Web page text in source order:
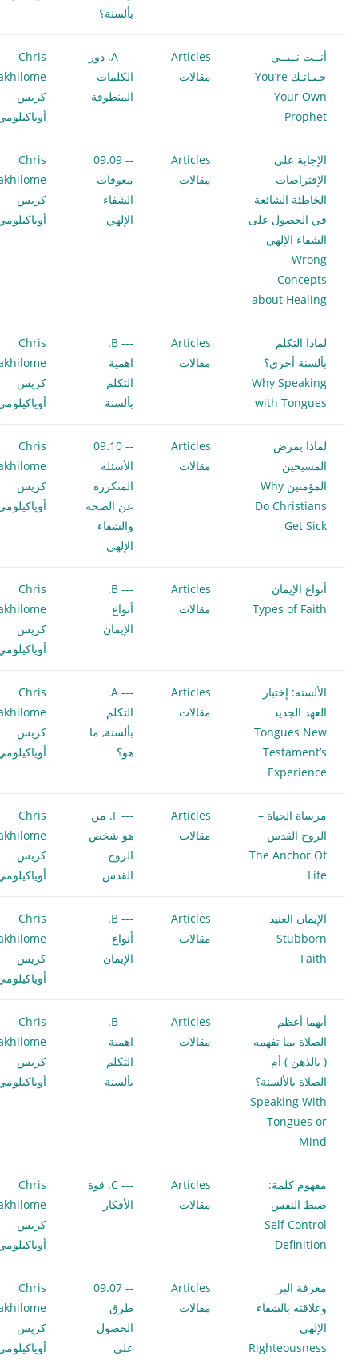
بألسنة؟
أنــت نــبــي
حـيـاتـك You’re
Your Own
Prophet
Articles
مقالات
--- A. دور
الكلمات
المنطوقة
Chris
كريس
الإجابة على
الإفتراضات
الخاطئة الشائعة
في الحصول على
الشفاء الإلهي
Wrong
Concepts
about Healing
Articles
مقالات
-- 09.09
معوقات
الشفاء
الإلهي
Chris
كريس
لماذا التكلم
بألسنة أخرى؟
Why Speaking
with Tongues
Articles
مقالات
--- B.
اهمية
التكلم
بألسنة
Chris
كريس
لماذا يمرض
المسيحين
المؤمنين Why
Do Christians
Get Sick
Articles
مقالات
-- 09.10
الأسئلة
المتكررة
عن الصحة
والشفاء
الإلهي
Chris
كريس
أنواع الإيمان
Types of Faith
Articles
مقالات
--- B.
أنواع
الإيمان
Chris
كريس
الألسنه: إختبار
العهد الجديد
Tongues New
Testament’s
Experience
Articles
مقالات
--- A.
التكلم
بألسنة, ما
هو؟
Chris
كريس
مرساة الحياة –
الروح القدس
The Anchor Of
Life
Articles
مقالات
--- F. من
هو شخص
الروح
القدس
Chris
كريس
الإيمان العنيد
Stubborn
Faith
Articles
مقالات
--- B.
أنواع
الإيمان
Chris
كريس
أيهما أعظم
الصلاة بما تفهمه
( بالذهن ) أم
الصلاة بالألسنة؟
Speaking With
Tongues or
Mind
Articles
مقالات
--- B.
اهمية
التكلم
بألسنة
Chris
كريس
مفهوم كلمة:
ضبط النفس
Self Control
Definition
Articles
مقالات
--- C. قوة
الأفكار
Chris
كريس
معرفة البر
وعلاقته بالشفاء
الإلهي
Righteousness
Articles
مقالات
-- 09.07
طرق
الحصول
على
Chris
كريس